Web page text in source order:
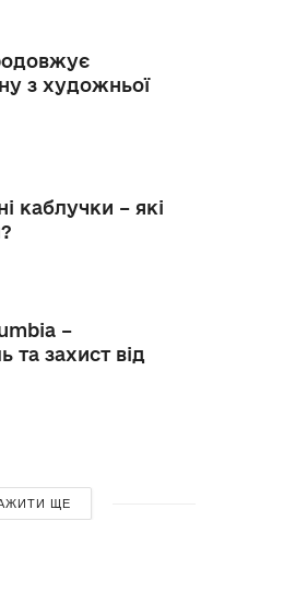
з художньої
каблучки – які
–
та захист від
ЩЕ